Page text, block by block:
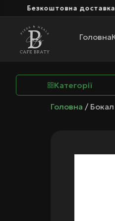
Безкоштовна доставка
Головна
Категорії
Головна /